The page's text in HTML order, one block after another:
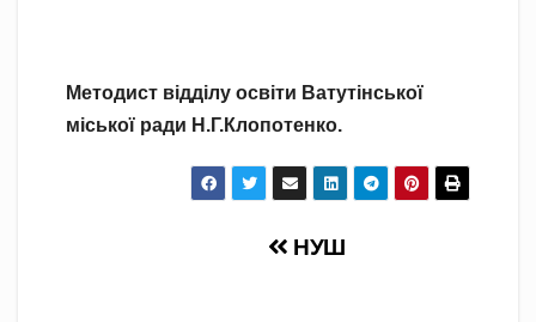
Методист відділу освіти Ватутінської
міської ради Н.Г.Клопотенко.
НУШ